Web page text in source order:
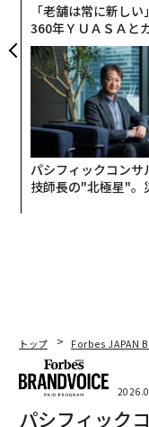
「老舗は常に新し
360年ＹＵＡＳＡと
CEO田尻望が語る、
る人の価値
パシフィックコンサ
技師長の"北極星"。
トップ Forbes JAPAN
パシフィック